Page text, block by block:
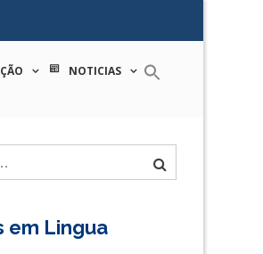
NOTICIAS
em Lingua